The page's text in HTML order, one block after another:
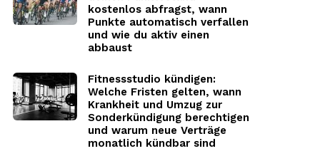
kostenlos abfragst, wann
Punkte automatisch verfallen
und wie du aktiv einen
abbaust
Fitnessstudio kündigen:
Welche Fristen gelten, wann
Krankheit und Umzug zur
Sonderkündigung berechtigen
und warum neue Verträge
monatlich kündbar sind